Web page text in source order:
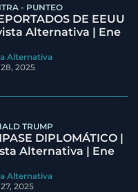
- PUNTEO
DE EEUU
Alternativa | Ene
Alternativa
2025
TRUMP
DIPLOMÁTICO |
Alternativa | Ene
Alternativa
2025